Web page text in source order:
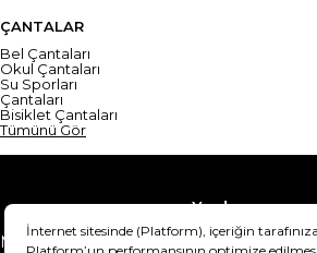
ÇANTALAR
Bel Çantaları
Okul Çantaları
Su Sporları
Çantaları
Bisiklet Çantaları
Tümünü Gör
Yardım
Mesafeli Satış Sözleşmesi
Teslimat